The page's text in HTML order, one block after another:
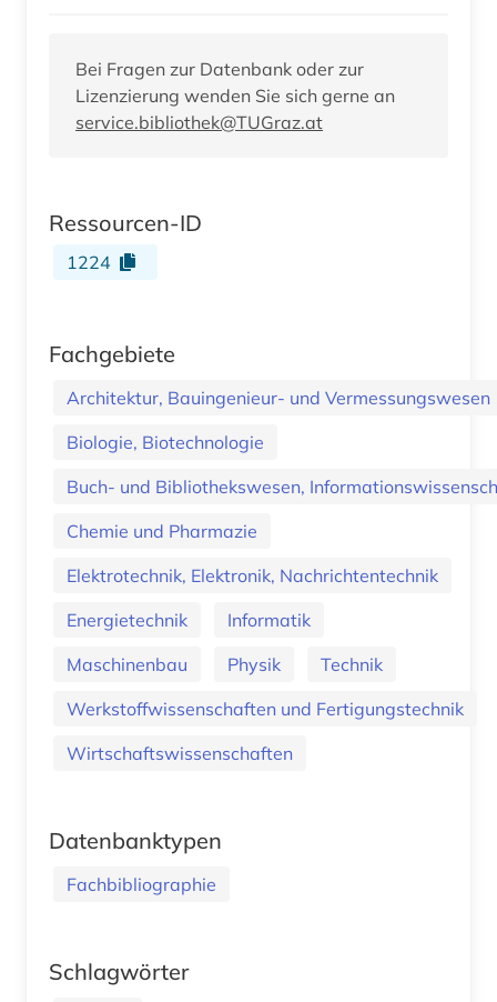
Bei Fragen zur Datenbank oder zur
Lizenzierung wenden Sie sich gerne an
service.bibliothek@TUGraz.at
Ressourcen-ID
1224
Fachgebiete
Architektur, Bauingenieur- und Vermessungswesen
Biologie, Biotechnologie
Buch- und Bibliothekswesen,
Chemie und Pharmazie
Elektrotechnik, Elektronik, Nachrichtentechnik
Energietechnik
Informatik
Maschinenbau
Physik
Technik
Werkstoffwissenschaften und Fertigungstechnik
Wirtschaftswissenschaften
Datenbanktypen
Fachbibliographie
Schlagwörter